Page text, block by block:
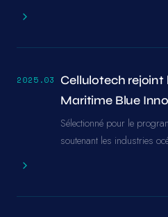
2025.03
Cellulotech rejoint
Maritime Blue
Sélectionné pour le
soutenant les industries